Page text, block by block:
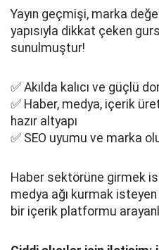
Yayın geçmişi, marka
yapısıyla dikkat çeken
sunulmuştur!
✅ Akılda kalıcı ve güçlü
✅ Haber, medya, içerik
hazır altyapı
✅ SEO uyumu ve marka
Haber sektörüne girmek
medya ağı kurmak
bir içerik platformu